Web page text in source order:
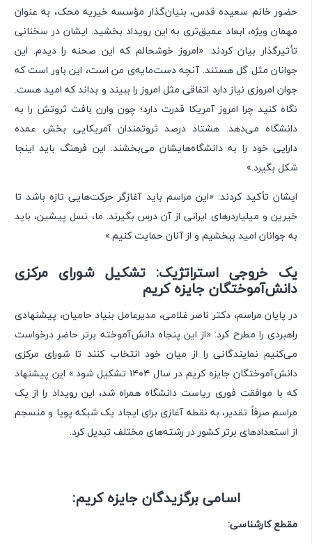
حضور خانم سعیده قدس، بنیان‌گذار مؤسسه خیریه محک، به عنوان
مهمان ویژه، ابعاد عمیق‌تری به این رویداد بخشید. ایشان در سخنانی
تأثیرگذار بیان کردند: «امروز خوشحالم که این صحنه را دیدم. این
جوانان مثل گل هستند. آنچه دست‌مایه‌ی من است، این باور است که
جوان امروزی نیاز دارد اتفاقی مثل امروز را ببیند و بداند که امید هست.
نگاه کنید چرا امروز آمریکا قدرت دارد؛ چون وارن بافت ثروتش را به
دانشگاه می‌دهد. هشتاد درصد ثروتمندان آمریکایی بخش عمده
دارایی خود را به دانشگاه‌هایشان می‌بخشند. این فرهنگ باید اینجا
شکل بگیرد.»
ایشان تأکید کردند: «این مراسم باید آغازگر حرکت‌هایی تازه باشد تا
خیرین و میلیاردرهای ایرانی از آن درس بگیرند. ما، نسل پیشین، باید
به جوانان امید ببخشیم و از آنان حمایت کنیم.»
یک خروجی استراتژیک: تشکیل شورای مرکزی
دانش‌آموختگان جایزه کریم
در پایان مراسم، دکتر ناصر غلامی، مدیرعامل بنیاد حامیان، پیشنهادی
راهبردی را مطرح کرد: «از این پنجاه دانش‌آموخته برتر حاضر درخواست
می‌کنیم نمایندگانی را از میان خود انتخاب کنند تا شورای مرکزی
دانش‌آموختگان جایزه کریم در سال ۱۴۰۴ تشکیل شود.» این پیشنهاد
که با موافقت فوری ریاست دانشگاه همراه شد، این رویداد را از یک
مراسم صرفاً تقدیر، به نقطه آغازی برای ایجاد یک شبکه پویا و منسجم
از استعدادهای برتر کشور در رشته‌های مختلف تبدیل کرد.
اسامی برگزیدگان جایزه کریم:
مقطع کارشناسی: